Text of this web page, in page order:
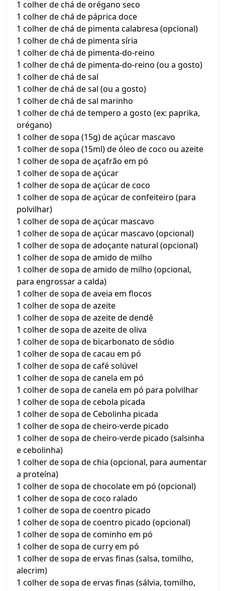
1 colher de chá de orégano seco
1 colher de chá de páprica doce
1 colher de chá de pimenta calabresa (opcional)
1 colher de chá de pimenta síria
1 colher de chá de pimenta-do-reino
1 colher de chá de pimenta-do-reino (ou a gosto)
1 colher de chá de sal
1 colher de chá de sal (ou a gosto)
1 colher de chá de sal marinho
1 colher de chá de tempero a gosto (ex: paprika,
orégano)
1 colher de sopa (15g) de açúcar mascavo
1 colher de sopa (15ml) de óleo de coco ou azeite
1 colher de sopa de açafrão em pó
1 colher de sopa de açúcar
1 colher de sopa de açúcar de coco
1 colher de sopa de açúcar de confeiteiro (para
polvilhar)
1 colher de sopa de açúcar mascavo
1 colher de sopa de açúcar mascavo (opcional)
1 colher de sopa de adoçante natural (opcional)
1 colher de sopa de amido de milho
1 colher de sopa de amido de milho (opcional,
para engrossar a calda)
1 colher de sopa de aveia em flocos
1 colher de sopa de azeite
1 colher de sopa de azeite de dendê
1 colher de sopa de azeite de oliva
1 colher de sopa de bicarbonato de sódio
1 colher de sopa de cacau em pó
1 colher de sopa de café solúvel
1 colher de sopa de canela em pó
1 colher de sopa de canela em pó para polvilhar
1 colher de sopa de cebola picada
1 colher de sopa de Cebolinha picada
1 colher de sopa de cheiro-verde picado
1 colher de sopa de cheiro-verde picado (salsinha
e cebolinha)
1 colher de sopa de chia (opcional, para aumentar
a proteína)
1 colher de sopa de chocolate em pó (opcional)
1 colher de sopa de coco ralado
1 colher de sopa de coentro picado
1 colher de sopa de coentro picado (opcional)
1 colher de sopa de cominho em pó
1 colher de sopa de curry em pó
1 colher de sopa de ervas finas (salsa, tomilho,
alecrim)
1 colher de sopa de ervas finas (sálvia, tomilho,